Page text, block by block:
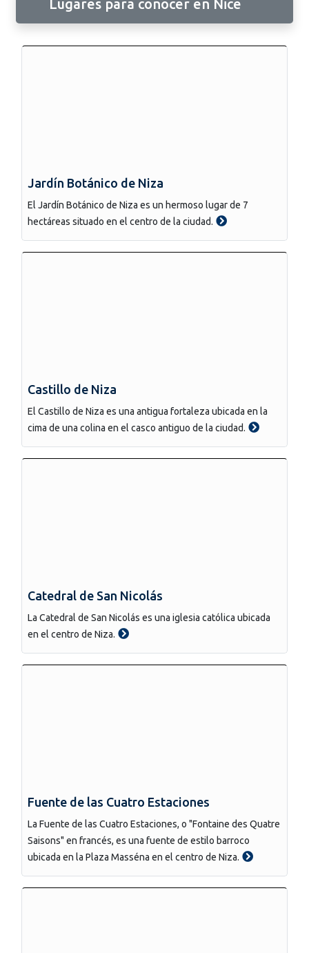
Lugares para conocer en Nice
Jardín Botánico de Niza
El Jardín Botánico de Niza es un hermoso lugar de 7
hectáreas situado en el centro de la ciudad.
Castillo de Niza
El Castillo de Niza es una antigua fortaleza ubicada en la
cima de una colina en el casco antiguo de la ciudad.
Catedral de San Nicolás
La Catedral de San Nicolás es una iglesia católica ubicada
en el centro de Niza.
Fuente de las Cuatro Estaciones
La Fuente de las Cuatro Estaciones, o "Fontaine des Quatre
Saisons" en francés, es una fuente de estilo barroco
ubicada en la Plaza Masséna en el centro de Niza.